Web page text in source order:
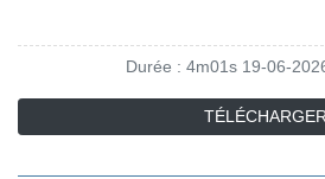
Durée : 4m01s 19-06-
TÉLÉCHARGER